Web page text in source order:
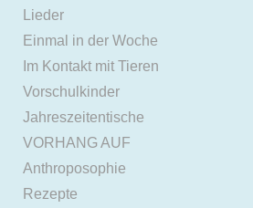
Lieder
Einmal in der Woche
Im Kontakt mit Tieren
Vorschulkinder
Jahreszeitentische
VORHANG AUF
Anthroposophie
Rezepte